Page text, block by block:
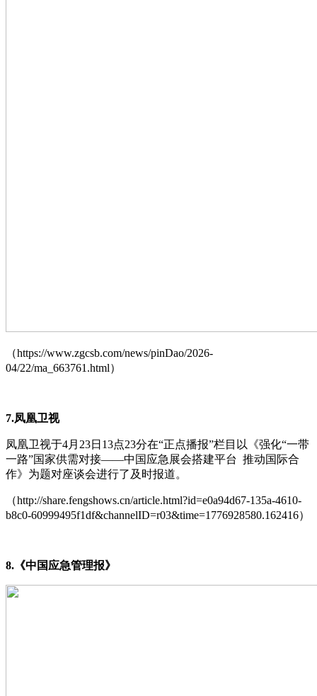
（https://www.zgcsb.com/news/pinDao/2026-
04/22/ma_663761.html）
7.凤凰卫视
凤凰卫视于4月23日13点23分在“正点播报”栏目以《强化“一带
一路”国家供需对接——中国应急展会搭建平台 推动国际合
作》为题对座谈会进行了及时报道。
（http://share.fengshows.cn/article.html?id=e0a94d67-135a-4610-
b8c0-60999495f1df&channelID=r03&time=1776928580.162416）
8.《中国应急管理报》